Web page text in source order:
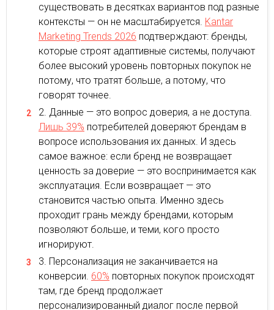
существовать в десятках вариантов под разные
контексты — он не масштабируется. Kantar
Marketing Trends 2026 подтверждают: бренды,
которые строят адаптивные системы, получают
более высокий уровень повторных покупок не
потому, что тратят больше, а потому, что
говорят точнее.
Данные — это вопрос доверия, а не доступа.
Лишь 39% потребителей доверяют брендам в
вопросе использования их данных. И здесь
самое важное: если бренд не возвращает
ценность за доверие — это воспринимается как
эксплуатация. Если возвращает — это
становится частью опыта. Именно здесь
проходит грань между брендами, которым
позволяют больше, и теми, кого просто
игнорируют.
Персонализация не заканчивается на
конверсии. 60% повторных покупок происходят
там, где бренд продолжает
персонализированный диалог после первой